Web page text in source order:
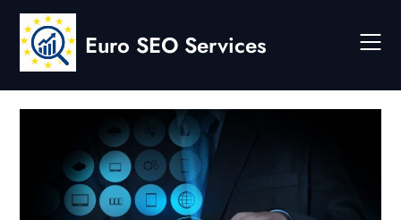
Skip
content
Euro SEO Services